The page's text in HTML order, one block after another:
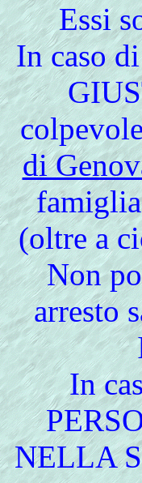
Essi
In caso
di
(oltre a
Non
arresto
In
NELLA